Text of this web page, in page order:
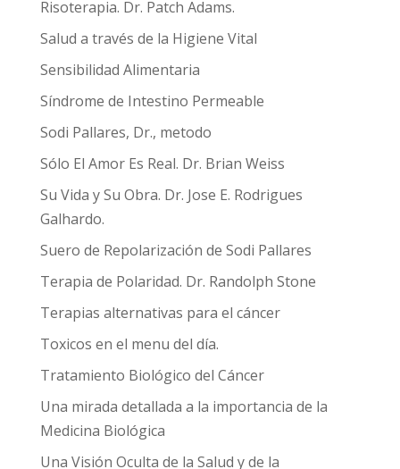
Risoterapia. Dr. Patch Adams.
Salud a través de la Higiene Vital
Sensibilidad Alimentaria
Síndrome de Intestino Permeable
Sodi Pallares, Dr., metodo
Sólo El Amor Es Real. Dr. Brian Weiss
Su Vida y Su Obra. Dr. Jose E. Rodrigues
Galhardo.
Suero de Repolarización de Sodi Pallares
Terapia de Polaridad. Dr. Randolph Stone
Terapias alternativas para el cáncer
Toxicos en el menu del día.
Tratamiento Biológico del Cáncer
Una mirada detallada a la importancia de la
Medicina Biológica
Una Visión Oculta de la Salud y de la